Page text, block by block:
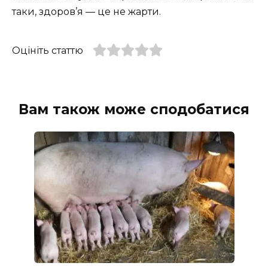
таки, здоров’я — це не жарти.
Оцініть статтю
Вам також може сподобатися